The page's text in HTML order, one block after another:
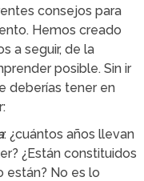
consejos para
Hemos creado
a seguir, de la
posible. Sin ir
deberías tener en
: ¿cuántos años llevan
¿Están constituidos
están? No es lo